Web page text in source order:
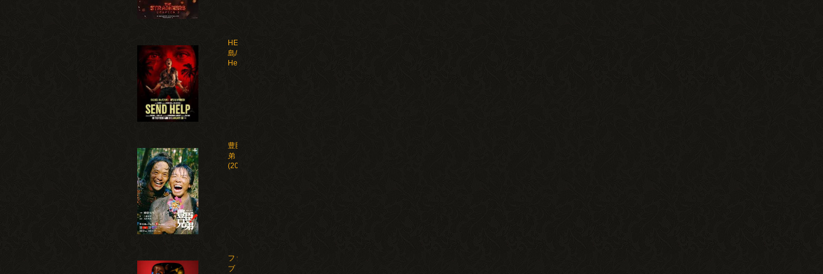
HELP 復讐
島/Send
Help(2026)
豊臣兄
弟！
(2026)
ファイ
ブ・ナ